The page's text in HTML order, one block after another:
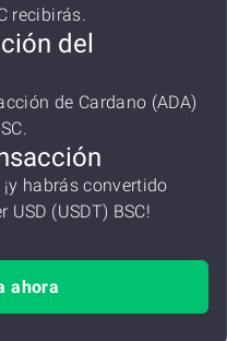
recibirás.
del
de Cardano (ADA)
habrás convertido
USD (USDT) BSC!
ahora